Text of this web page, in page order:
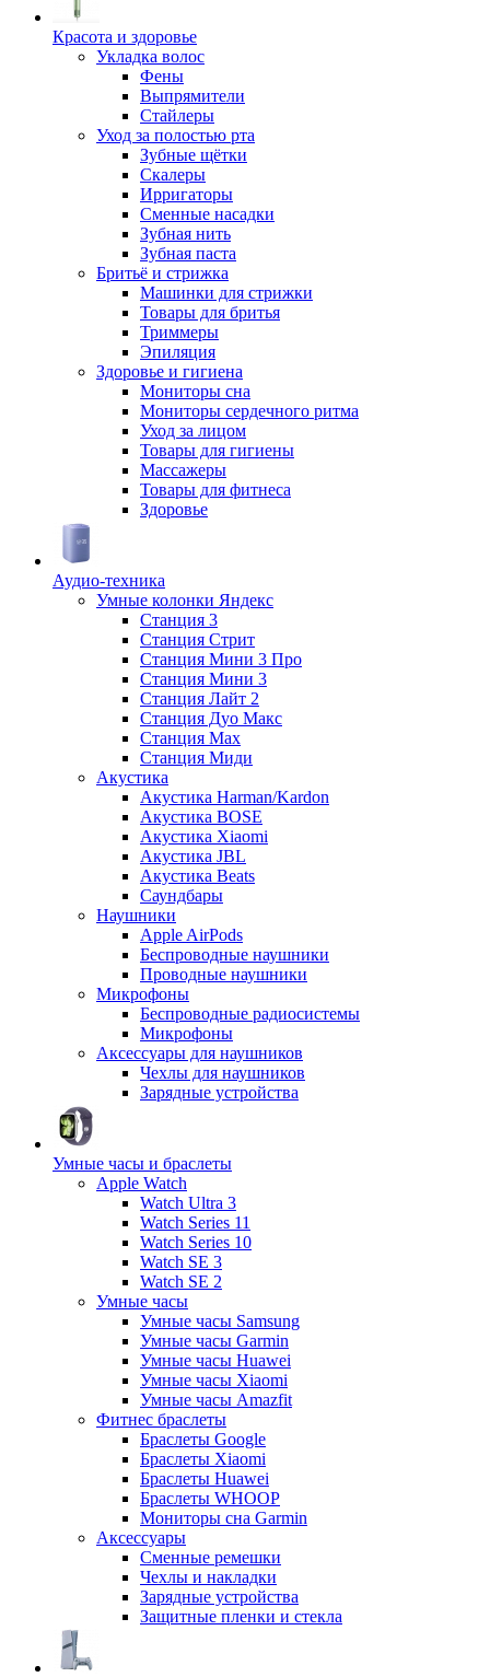
Красота и здоровье
Укладка волос
Фены
Выпрямители
Стайлеры
Уход за полостью рта
Зубные щётки
Скалеры
Ирригаторы
Сменные насадки
Зубная нить
Зубная паста
Бритьё и стрижка
Машинки для стрижки
Товары для бритья
Триммеры
Эпиляция
Здоровье и гигиена
Мониторы сна
Мониторы сердечного ритма
Уход за лицом
Товары для гигиены
Массажеры
Товары для фитнеса
Здоровье
Аудио-техника
Умные колонки Яндекс
Станция 3
Станция Стрит
Станция Мини 3 Про
Станция Мини 3
Станция Лайт 2
Станция Дуо Макс
Станция Max
Станция Миди
Акустика
Акустика Harman/Kardon
Акустика BOSE
Акустика Xiaomi
Акустика JBL
Акустика Beats
Саундбары
Наушники
Apple AirPods
Беспроводные наушники
Проводные наушники
Микрофоны
Беспроводные радиосистемы
Микрофоны
Аксессуары для наушников
Чехлы для наушников
Зарядные устройства
Умные часы и браслеты
Apple Watch
Watch Ultra 3
Watch Series 11
Watch Series 10
Watch SE 3
Watch SE 2
Умные часы
Умные часы Samsung
Умные часы Garmin
Умные часы Huawei
Умные часы Xiaomi
Умные часы Amazfit
Фитнес браслеты
Браслеты Google
Браслеты Xiaomi
Браслеты Huawei
Браслеты WHOOP
Мониторы сна Garmin
Аксессуары
Сменные ремешки
Чехлы и накладки
Зарядные устройства
Защитные пленки и стекла